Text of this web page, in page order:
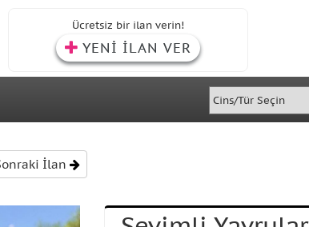
Ücretsiz bir ilan verin!
YENİ İLAN VER
İlan